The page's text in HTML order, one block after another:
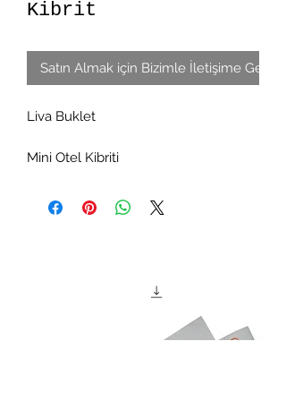
Kibrit
Satın Almak için Bizimle İletişime Geçin
Liva Buklet
Mini Otel Kibriti